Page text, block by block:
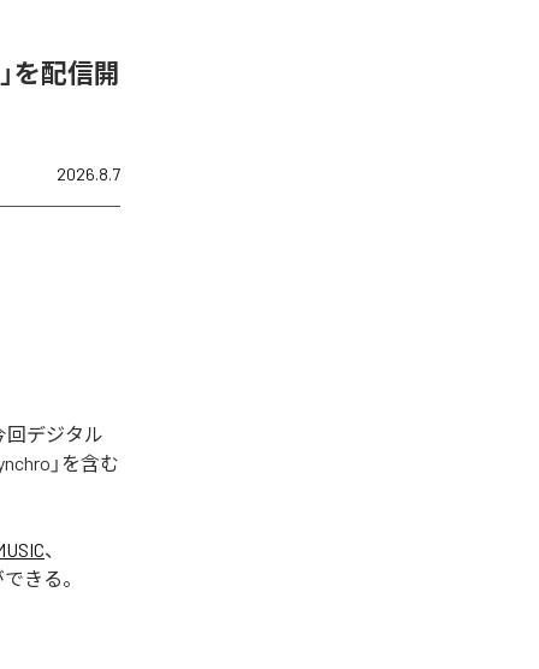
を配信開
2026.8.7
回デジタル
」を含む
、
きる。